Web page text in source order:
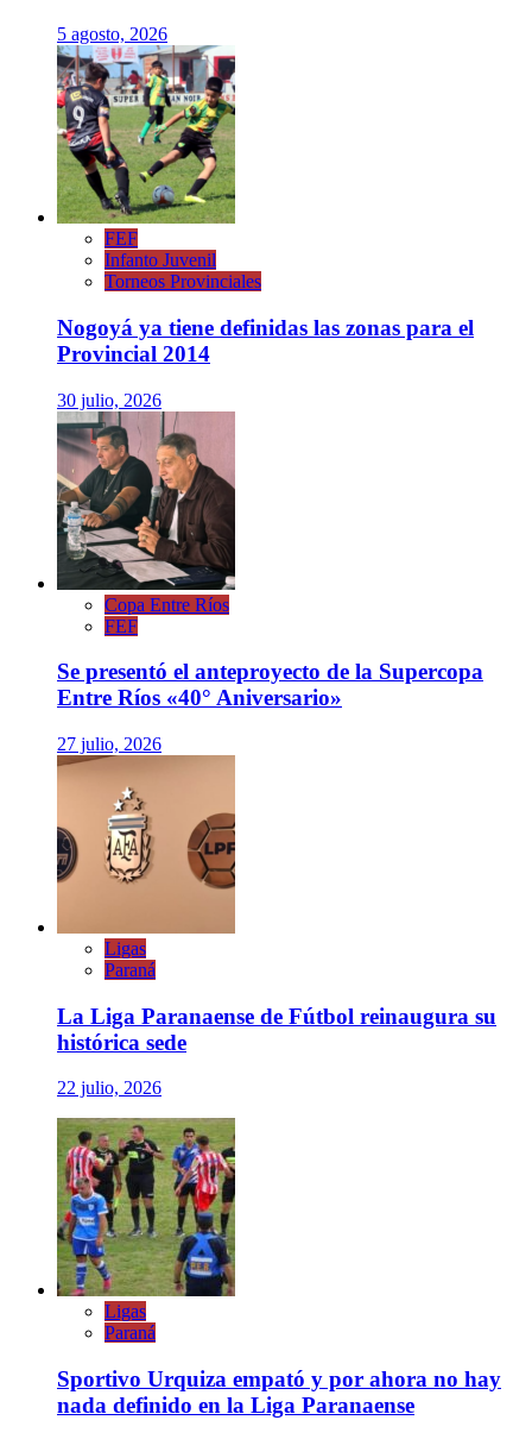
5 agosto, 2026
FEF
Infanto Juvenil
Torneos Provinciales
Nogoyá ya tiene definidas las zonas para el
Provincial 2014
30 julio, 2026
Copa Entre Ríos
FEF
Se presentó el anteproyecto de la Supercopa
Entre Ríos «40° Aniversario»
27 julio, 2026
Ligas
Paraná
La Liga Paranaense de Fútbol reinaugura su
histórica sede
22 julio, 2026
Ligas
Paraná
Sportivo Urquiza empató y por ahora no hay
nada definido en la Liga Paranaense